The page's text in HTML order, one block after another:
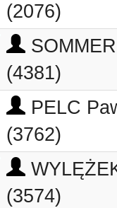
(2076)
(4381)
PELC
(3762)
(3574)